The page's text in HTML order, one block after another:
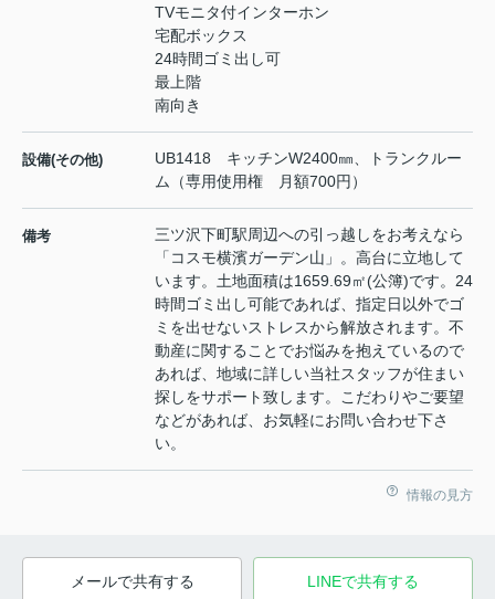
TVモニタ付インターホン
宅配ボックス
24時間ゴミ出し可
最上階
南向き
設備(その他)
UB1418 キッチンW2400㎜、トランクルー
ム（専用使用権 月額700円）
備考
三ツ沢下町駅周辺への引っ越しをお考えなら
「コスモ横濱ガーデン山」。高台に立地して
います。土地面積は1659.69㎡(公簿)です。24
時間ゴミ出し可能であれば、指定日以外でゴ
ミを出せないストレスから解放されます。不
動産に関することでお悩みを抱えているので
あれば、地域に詳しい当社スタッフが住まい
探しをサポート致します。こだわりやご要望
などがあれば、お気軽にお問い合わせ下さ
い。
情報の見方
メールで共有する LINEで共有する